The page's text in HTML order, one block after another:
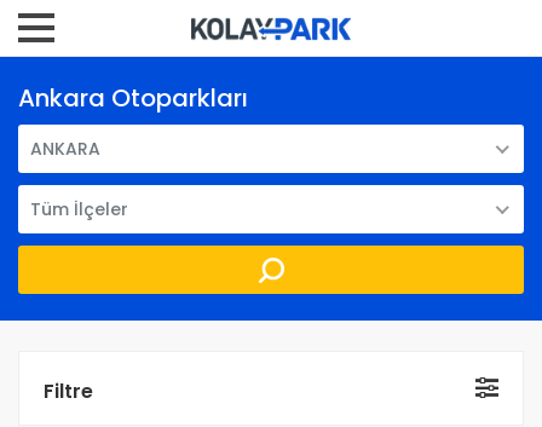
Ankara Otoparkları
ANKARA
Tüm İlçeler
Filtre